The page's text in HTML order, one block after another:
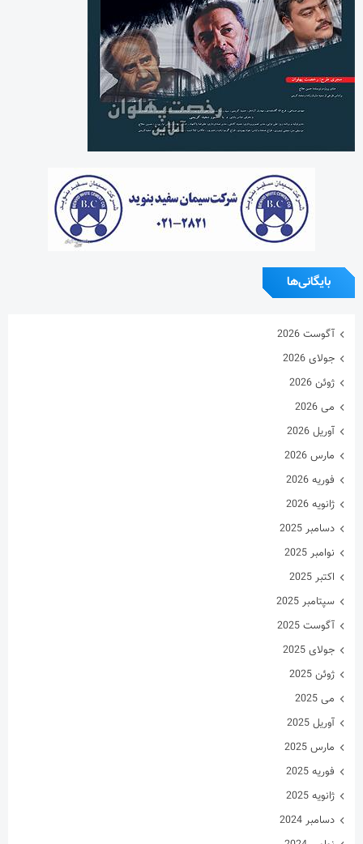
بایگانی‌ها
آگوست 2026
جولای 2026
فوریه 2026
ژانویه 2026
نوامبر 2025
اکتبر 2025
سپتامبر 2025
آگوست 2025
جولای 2025
ژوئن 2025
می 2025
آوریل 2025
مارس 2025
فوریه 2025
ژانویه 2025
دسامبر 2024
نوامبر 2024
اکتبر 2024
سپتامبر 2024
آگوست 2024
جولای 2024
ژوئن 2024
می 2024
آوریل 2024
مارس 2024